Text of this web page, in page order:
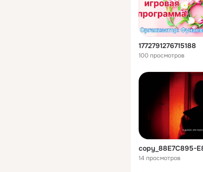
1772791276715188
100 просмотров
14 просмотров